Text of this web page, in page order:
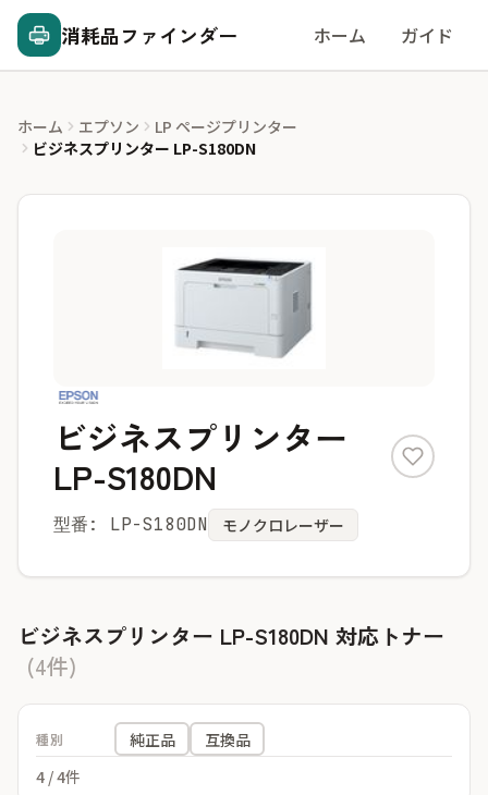
消耗品ファインダー ホーム ガイド
ホーム エプソン
LP ページプリンター
ビジネスプリンター LP-S180DN
ビジネスプリンター
LP-S180DN
型番: LP-S180DN モノクロレーザー
ビジネスプリンター LP-S180DN 対応トナー
(4件)
種別 純正品
互換品
4 / 4件